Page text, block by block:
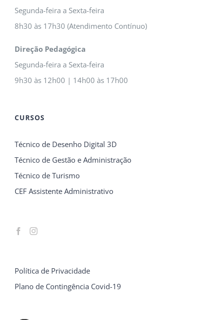
Segunda-feira a Sexta-feira
8h30 às 17h30 (Atendimento Contínuo)
Direção Pedagógica
Segunda-feira a Sexta-feira
9h30 às 12h00 | 14h00 às 17h00
CURSOS
Técnico de Desenho Digital 3D
Técnico de Gestão e Administração
Técnico de Turismo
CEF Assistente Administrativo
Política de Privacidade
Plano de Contingência Covid-19